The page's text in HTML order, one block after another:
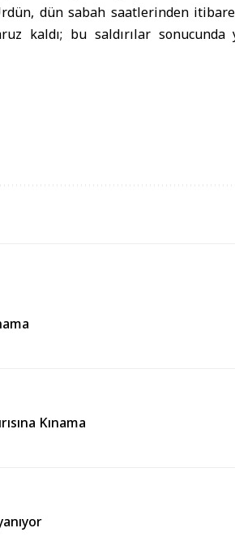
dün sabah saatlerinden
kaldı; bu saldırılar
Kınama